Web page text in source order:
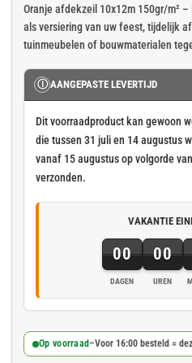
prijs
was:
prijs
is:
Oranje afdekzeil 10x12m 150gr/m²
als versiering van uw feest, tijdelijk
tuinmeubelen of bouwmaterialen
Ⓘ AANGEPASTE LEVERTIJD
Dit voorraadproduct kan gewoon
die tussen 31 juli en 14 augustus
vanaf 15 augustus op volgorde
verzonden.
VAKANTIE
00
DAGEN
00
UREN
Op voorraad –Voor 16:00 besteld =